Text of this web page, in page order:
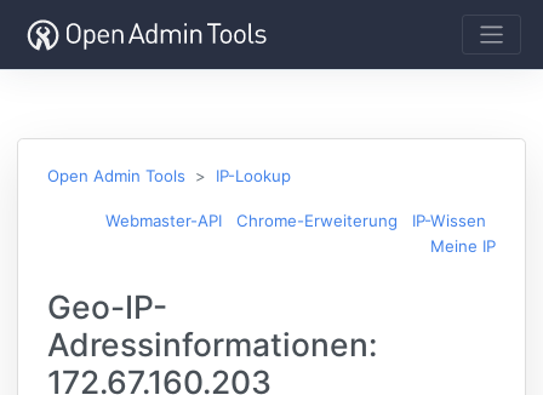
Open Admin Tools IP-Lookup
Webmaster-API Chrome-Erweiterung
IP-Wissen
Meine IP
Geo-IP-
Adressinformationen:
172.67.160.203